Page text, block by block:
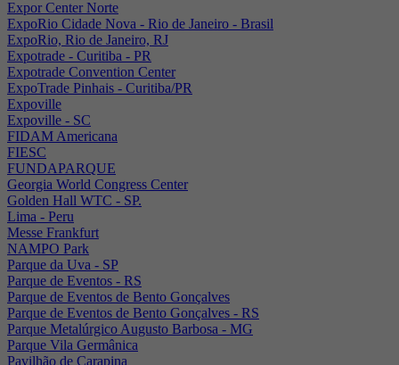
Expor Center Norte
ExpoRio Cidade Nova - Rio de Janeiro - Brasil
ExpoRio, Rio de Janeiro, RJ
Expotrade - Curitiba - PR
Expotrade Convention Center
ExpoTrade Pinhais - Curitiba/PR
Expoville
Expoville - SC
FIDAM Americana
FIESC
FUNDAPARQUE
Georgia World Congress Center
Golden Hall WTC - SP.
Lima - Peru
Messe Frankfurt
NAMPO Park
Parque da Uva - SP
Parque de Eventos - RS
Parque de Eventos de Bento Gonçalves
Parque de Eventos de Bento Gonçalves - RS
Parque Metalúrgico Augusto Barbosa - MG
Parque Vila Germânica
Pavilhão de Carapina